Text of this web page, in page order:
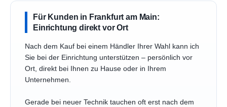
Für Kunden in Frankfurt am Main:
Einrichtung direkt vor Ort
Nach dem Kauf bei einem Händler Ihrer Wahl kann ich
Sie bei der Einrichtung unterstützen – persönlich vor
Ort, direkt bei Ihnen zu Hause oder in Ihrem
Unternehmen.
Gerade bei neuer Technik tauchen oft erst nach dem